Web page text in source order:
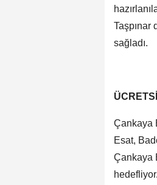
Taşpınar
sağladı.
Çankaya
Esat,
Çankaya